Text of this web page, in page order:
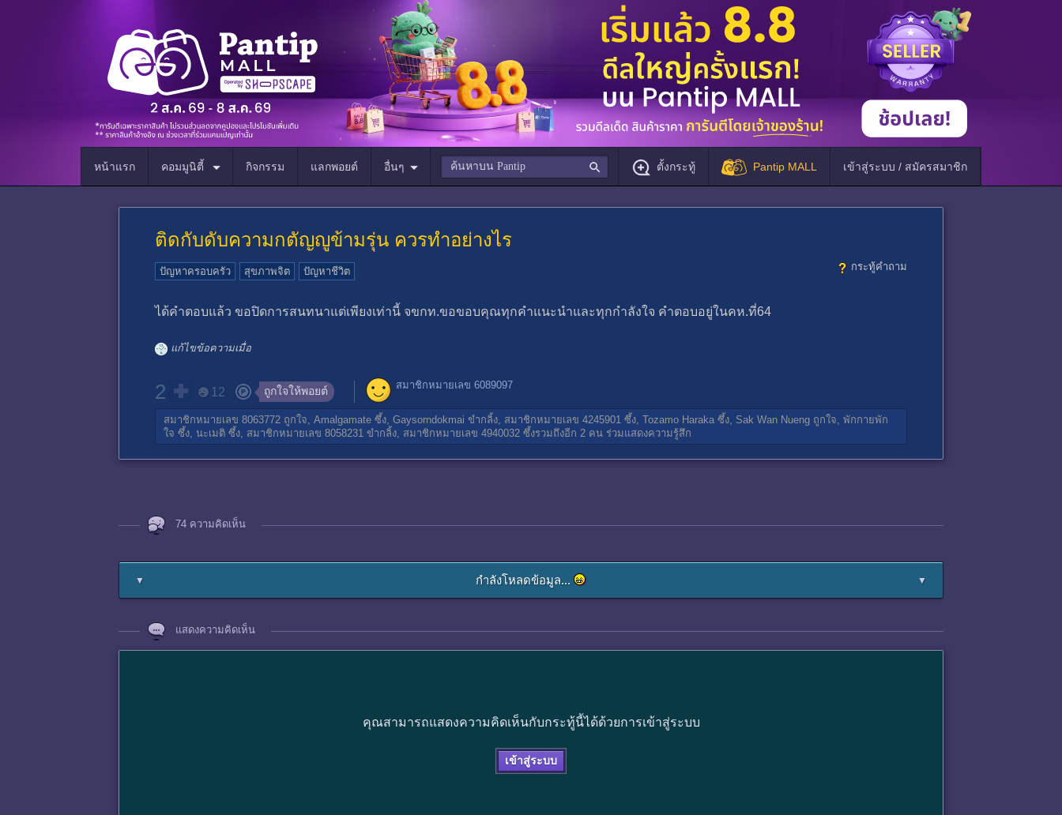
หน้าแรก คอมมูนิตี้ กิจกรรม แลกพอยต์ อื่นๆ ตั้งกระทู้ Pantip MALL เข้าสู่ระบบ / สมัครสมาชิก
ติดกับดับความกตัญญูข้ามรุ่น ควรทำอย่างไร
กระทู้คำถาม
ปัญหาครอบครัว สุขภาพจิต ปัญหาชีวิต
ได้คำตอบแล้ว ขอปิดการสนทนาแต่เพียงเท่านี้ จขกท.ขอขอบคุณทุกคำแนะนำและทุกกำลังใจ คำตอบอยู่ในคห.ที่64
แก้ไขข้อความเมื่อ
2 12 ถูกใจให้พอยต์ สมาชิกหมายเลข 6089097
สมาชิกหมายเลข 8063772 ถูกใจ, Amalgamate ซึ้ง, Gaysorndokmai ขำกลิ้ง, สมาชิกหมายเลข 4245901 ซึ้ง, Tozamo Haraka ซึ้ง, Sak Wan Nueng ถูกใจ, พักกายพัก
ใจ ซึ้ง, นะเมติ ซึ้ง, สมาชิกหมายเลข 8058231 ขำกลิ้ง, สมาชิกหมายเลข 4940032 ซึ้งรวมถึงอีก 2 คน ร่วมแสดงความรู้สึก
74 ความคิดเห็น
▼ กำลังโหลดข้อมูล... ▼
แสดงความคิดเห็น
คุณสามารถแสดงความคิดเห็นกับกระทู้นี้ได้ด้วยการเข้าสู่ระบบ
เข้าสู่ระบบ